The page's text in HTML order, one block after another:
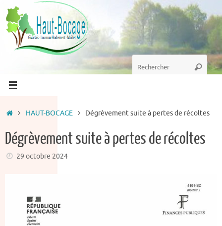
Passer
au
contenu
Recherche
pour
Accueil
HAUT-BOCAGE Dégrèvement suite à pertes de récoltes
Dégrèvement suite à pertes de récoltes
29 octobre 2024